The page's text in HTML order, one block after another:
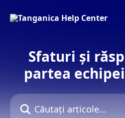
Sfaturi și
partea
Căutați articole...